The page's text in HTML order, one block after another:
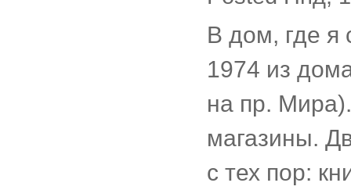
В дом, где я
1974 из
на пр.
магазины.
с тех пор: